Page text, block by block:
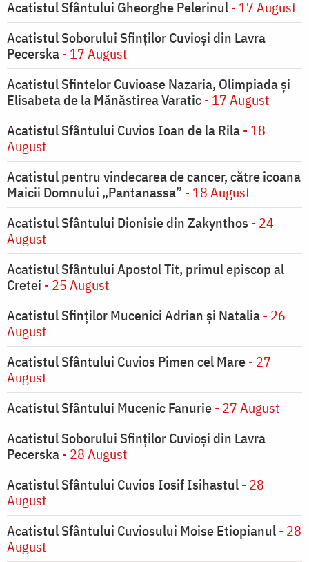
Acatistul Sfântului Gheorghe Pelerinul- 17 August
Acatistul Soborului Sfinților Cuvioși din Lavra
Pecerska- 17 August
Acatistul Sfintelor Cuvioase Nazaria, Olimpiada și
Elisabeta de la Mănăstirea Varatic- 17 August
Acatistul Sfântului Cuvios Ioan de la Rila- 18
August
Acatistul pentru vindecarea de cancer, către icoana
Maicii Domnului „Pantanassa” - 18 August
Acatistul Sfântului Dionisie din Zakynthos - 24
August
Acatistul Sfântului Apostol Tit, primul episcop al
Cretei - 25 August
Acatistul Sfinților Mucenici Adrian și Natalia- 26
August
Acatistul Sfântului Cuvios Pimen cel Mare- 27
August
Acatistul Sfântului Mucenic Fanurie- 27 August
Acatistul Soborului Sfinților Cuvioși din Lavra
Pecerska- 28 August
Acatistul Sfântului Cuvios Iosif Isihastul- 28
August
Acatistul Sfântului Cuviosului Moise Etiopianul- 28
August